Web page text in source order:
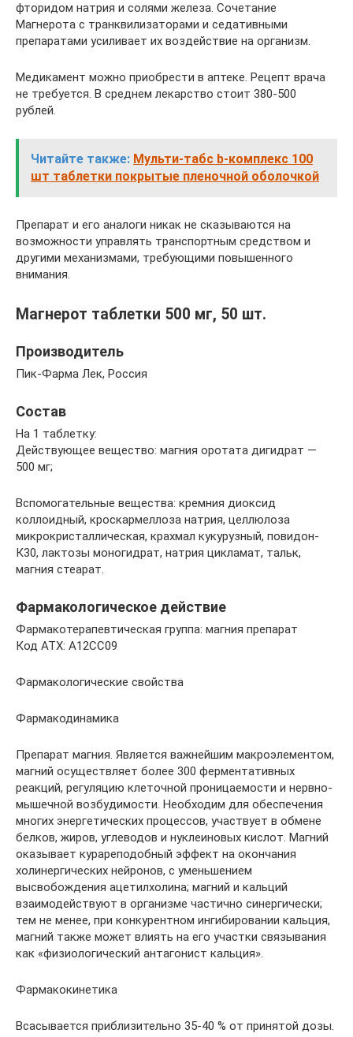
фторидом натрия и солями железа. Сочетание
Магнерота с транквилизаторами и седативными
препаратами усиливает их воздействие на организм.
Медикамент можно приобрести в аптеке. Рецепт врача
не требуется. В среднем лекарство стоит 380-500
рублей.
Читайте также: Мульти-табс b-комплекс 100
шт таблетки покрытые пленочной оболочкой
Препарат и его аналоги никак не сказываются на
возможности управлять транспортным средством и
другими механизмами, требующими повышенного
внимания.
Магнерот таблетки 500 мг, 50 шт.
Производитель
Пик-Фарма Лек, Россия
Состав
На 1 таблетку:
Действующее вещество: магния оротата дигидрат —
500 мг;
Вспомогательные вещества: кремния диоксид
коллоидный, кроскармеллоза натрия, целлюлоза
микрокристаллическая, крахмал кукурузный, повидон-
К30, лактозы моногидрат, натрия цикламат, тальк,
магния стеарат.
Фармакологическое действие
Фармакотерапевтическая группа: магния препарат
Код АТХ: A12CC09
Фармакологические свойства
Фармакодинамика
Препарат магния. Является важнейшим макроэлементом,
магний осуществляет более 300 ферментативных
реакций, регуляцию клеточной проницаемости и нервно-
мышечной возбудимости. Необходим для обеспечения
многих энергетических процессов, участвует в обмене
белков, жиров, углеводов и нуклеиновых кислот. Магний
оказывает курареподобный эффект на окончания
холинергических нейронов, с уменьшением
высвобождения ацетилхолина; магний и кальций
взаимодействуют в организме частично синергически;
тем не менее, при конкурентном ингибировании кальция,
магний также может влиять на его участки связывания
как «физиологический антагонист кальция».
Фармакокинетика
Всасывается приблизительно 35-40 % от принятой дозы.